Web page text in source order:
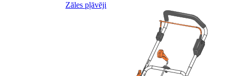
Zāles pļāvēji